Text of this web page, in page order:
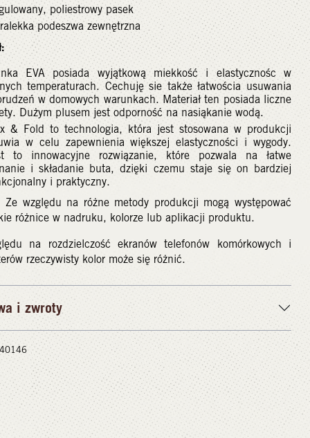
poliestrowy pasek
podeszwa zewnętrzna
EVA posiada wyjątkową miekkość i elastycznośc w
temperaturach. Cechuję sie także łatwościa usuwania
w domowych warunkach. Materiał ten posiada liczne
Dużym plusem jest odporność na nasiąkanie wodą.
& Fold to technologia, która jest stosowana w produkcji
w celu zapewnienia większej elastyczności i wygody.
to innowacyjne rozwiązanie, które pozwala na łatwe
i składanie buta, dzięki czemu staje się on bardziej
i praktyczny.
Ze względu na różne metody produkcji mogą występować
różnice w nadruku, kolorze lub aplikacji produktu.
na rozdzielczość ekranów telefonów komórkowych i
rzeczywisty kolor może się różnić.
i zwroty